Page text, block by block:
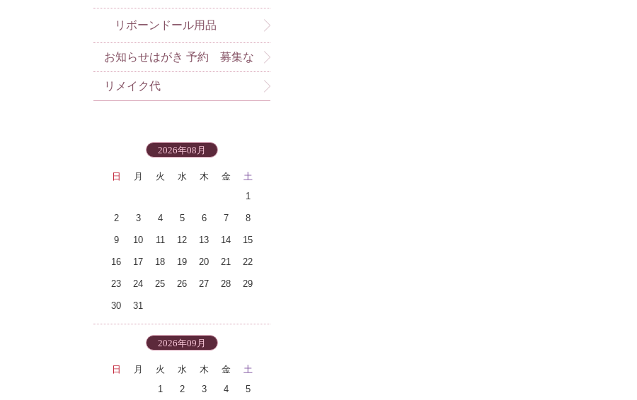
リボーンドール用品
お知らせはがき 予約 募集な
ど
リメイク代
2026年08月
日 月 火 水 木 金
土
1
2 3 4 5 6 7 8
9 10 11 12 13 14 15
16 17 18 19 20 21 22
23 24 25 26 27 28 29
30 31
2026年09月
日 月 火 水 木 金
土
1
2 3 4 5